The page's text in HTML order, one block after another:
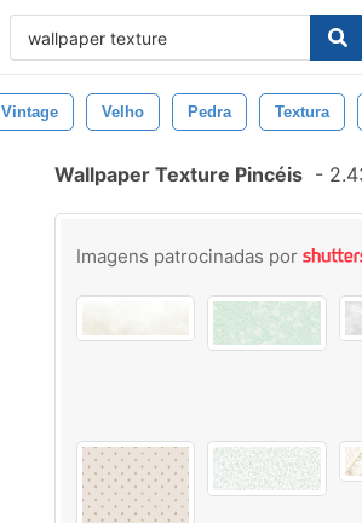
Vintage Velho Pedra Textura
Wallpaper Texture Pincéis -
Imagens patrocinadas por